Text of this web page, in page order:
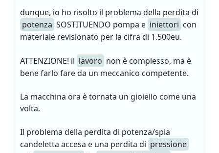
dunque, io ho risolto il problema della perdita di
potenza SOSTITUENDO pompa e iniettori con
materiale revisionato per la cifra di 1.500eu.
ATTENZIONE! il lavoro non è complesso, ma è
bene farlo fare da un meccanico competente.
La macchina ora è tornata un gioiello come una
volta.
Il problema della perdita di potenza/spia
candeletta accesa e una perdita di pressione